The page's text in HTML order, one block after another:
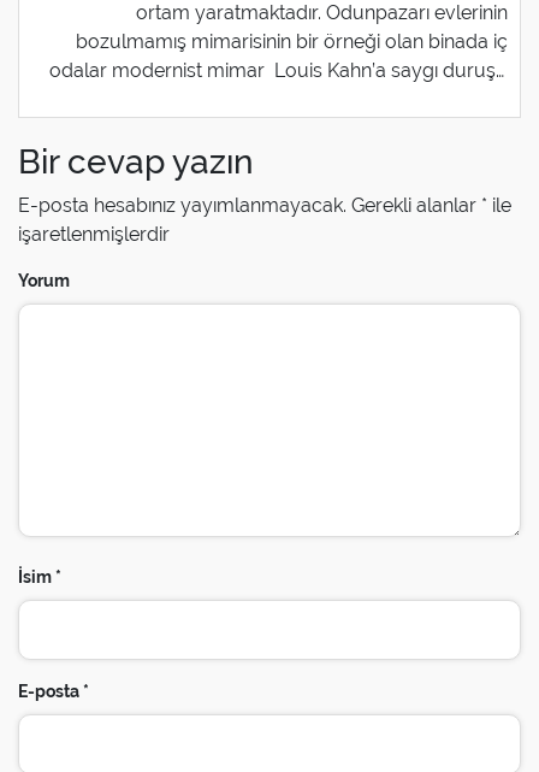
ortam yaratmaktadır. Odunpazarı evlerinin
bozulmamış mimarisinin bir örneği olan binada iç
odalar modernist mimar Louis Kahn’a saygı duruşu
ardından Eskişehir’in tek vegan, vejetaryen mutfağına
sahip kafesinde keyifli vakit geçirebilme olanağı
sunulmaktadır. Omm Inn Hotel Oda Özellikleri
Ücretsiz Wi-Fi Kalorifer Sistemi Espresso Makinesi
(Ücretsiz Kahve Seti) Emanet Kasası Saç Kurutma
Makinesi Telefon 42″ Hd LED TV VRF Klima Sistemi
Bir cevap yazın
E-posta hesabınız yayımlanmayacak. Gerekli alanlar * ile
işaretlenmişlerdir
Yorum
İsim*
E-posta*